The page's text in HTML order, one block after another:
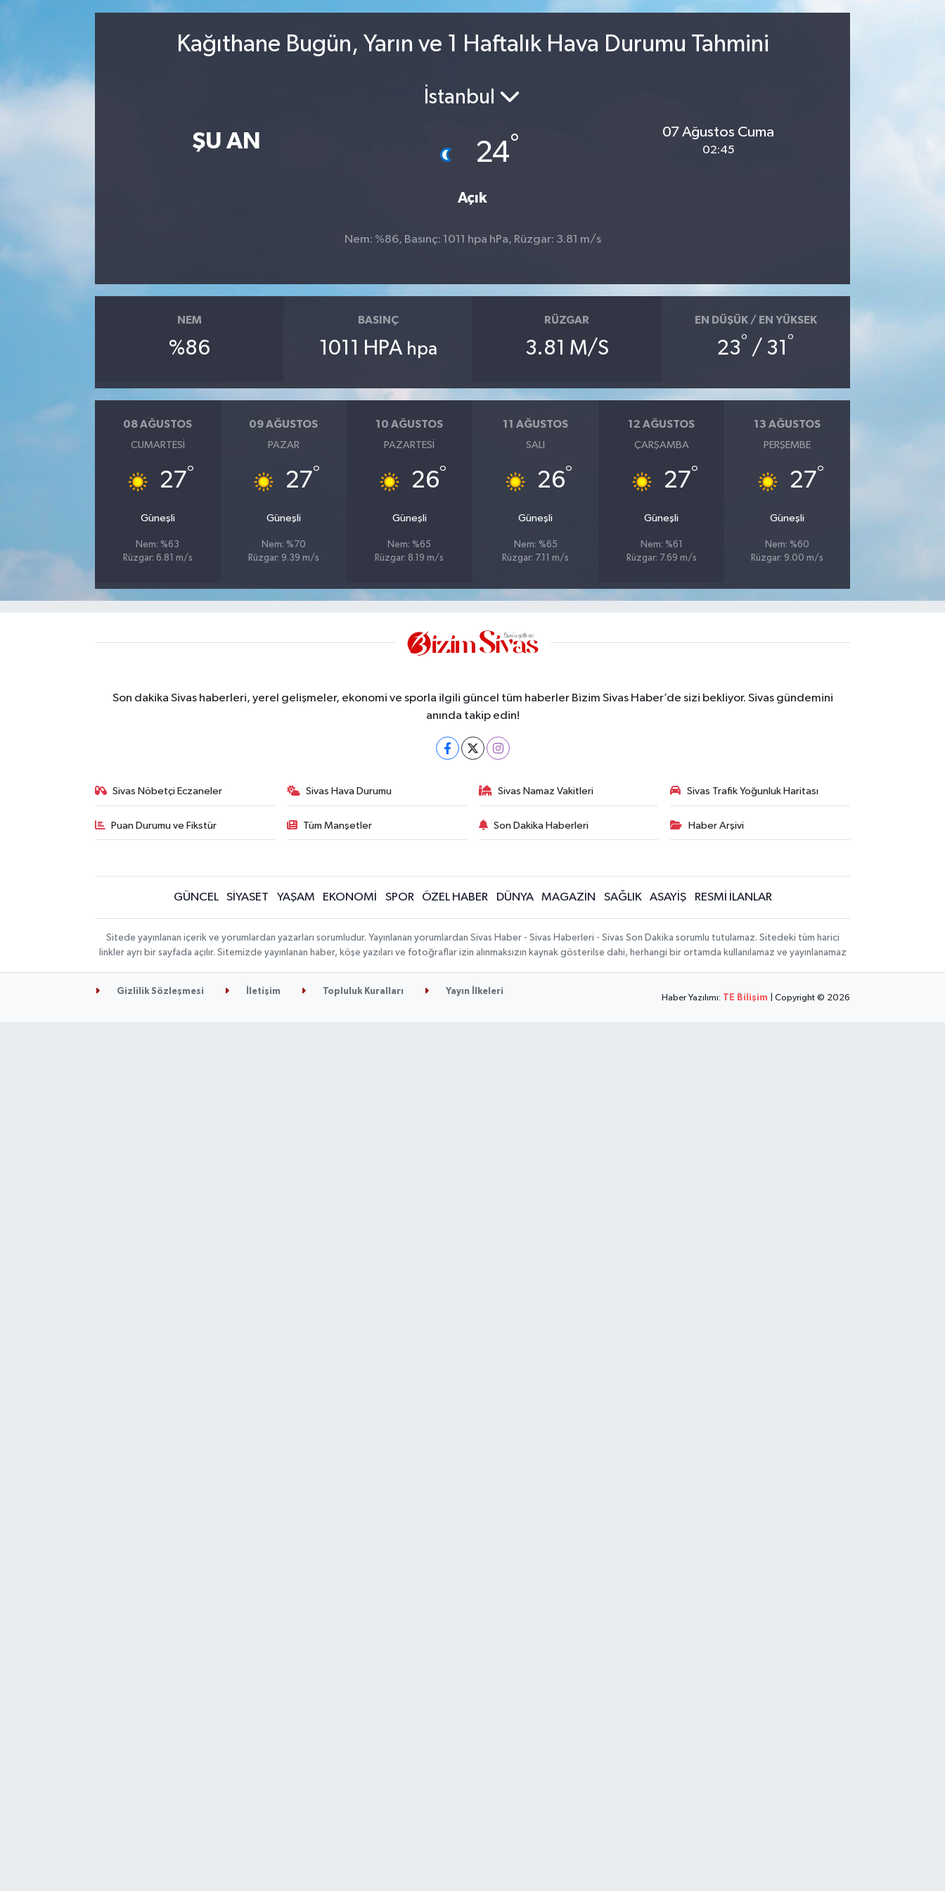
Kağıthane Bugün, Yarın ve 1 Haftalık Hava Durumu Tahmini
ŞU AN
İstanbul
24°
Açık
07 Ağustos Cuma
02:45
Nem: %86, Basınç: 1011 hpa hPa, Rüzgar: 3.81 m/s
NEM
%86
BASINÇ
1011 HPA hpa
RÜZGAR
3.81 M/S
EN DÜŞÜK / EN YÜKSEK
23° / 31 °
08 AĞUSTOS
CUMARTESI
27°
Güneşli
Nem: %63
Rüzgar: 6.81 m/s
09 AĞUSTOS
PAZAR
27°
Güneşli
Nem: %70
Rüzgar: 9.39 m/s
10 AĞUSTOS
PAZARTESI
26°
Güneşli
Nem: %65
Rüzgar: 8.19 m/s
11 AĞUSTOS
SALI
26°
Güneşli
Nem: %65
Rüzgar: 7.11 m/s
12 AĞUSTOS
ÇARŞAMBA
27°
Güneşli
Nem: %61
Rüzgar: 7.69 m/s
13 AĞUSTOS
PERŞEMBE
27°
Güneşli
Nem: %60
Rüzgar: 9.00 m/s
Son dakika Sivas haberleri, yerel gelişmeler, ekonomi ve sporla ilgili güncel tüm haberler Bizim Sivas Haber’de sizi bekliyor. Sivas gündemini
anında takip edin!
Sivas Nöbetçi Eczaneler Sivas Hava Durumu Sivas Namaz Vakitleri Sivas Trafik Yoğunluk Haritası
Puan Durumu ve Fikstür Tüm Manşetler Son Dakika Haberleri Haber Arşivi
GÜNCEL SİYASET YAŞAM EKONOMİ SPOR ÖZEL HABER DÜNYA MAGAZİN SAĞLIK ASAYİŞ RESMİ İLANLAR
Sitede yayınlanan içerik ve yorumlardan yazarları sorumludur. Yayınlanan yorumlardan Sivas Haber - Sivas Haberleri - Sivas Son Dakika sorumlu tutulamaz. Sitedeki tüm harici
linkler ayrı bir sayfada açılır. Sitemizde yayınlanan haber, köşe yazıları ve fotoğraflar izin alınmaksızın kaynak gösterilse dahi, herhangi bir ortamda kullanılamaz ve yayınlanamaz
Gizlilik Sözleşmesi İletişim Topluluk Kuralları Yayın İlkeleri
Haber Yazılımı: TE Bilişim | Copyright © 2026